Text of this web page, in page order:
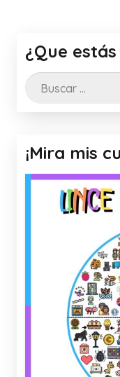
¿Que
Buscar:
¡Mira mis